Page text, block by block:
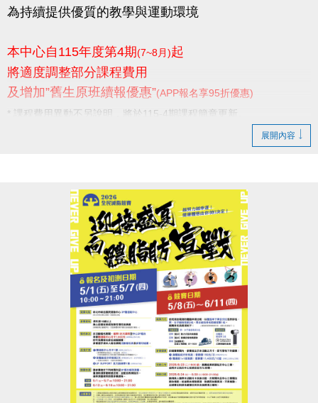
為持續提供優質的教學與運動環境
本中心自115年度第4期(7~8月)起
將適度調整部分課程費用
及增加”舊生原班續報優惠”(APP報名享95折優惠)
* 課程費用異動不另說明，將於115-4期課程簡章更新。
新店國民運動中心 敬啟
展開內容